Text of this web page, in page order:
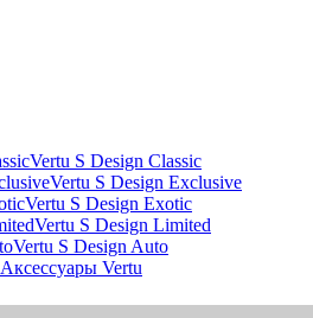
Vertu S Design Classic
Vertu S Design Exclusive
Vertu S Design Exotic
Vertu S Design Limited
Vertu S Design Auto
Аксессуары Vertu